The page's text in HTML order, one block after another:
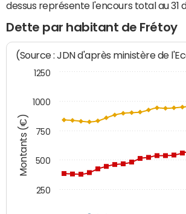
dessus représente l'encours total au 31
Dette par habitant de Frétoy
Montants (€)
(Source : JDN d'après ministère de
250
500
750
1000
1250